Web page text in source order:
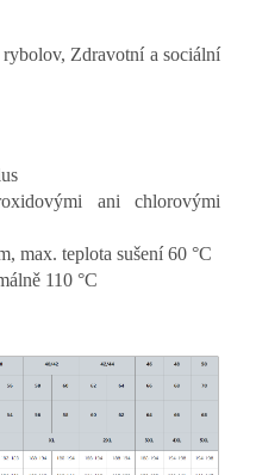
Zdravotní a sociální
ani chlorovými
max. teplota sušení 60 °C
110 °C